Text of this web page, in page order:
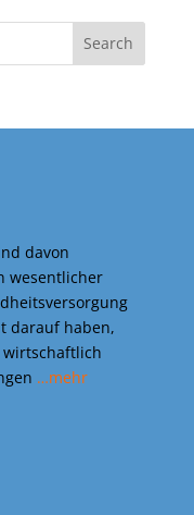
Search
davon
wesentlicher
darauf haben,
wirtschaftlich
…mehr